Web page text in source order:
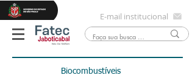
E-mail institucional
Biocombustíveis